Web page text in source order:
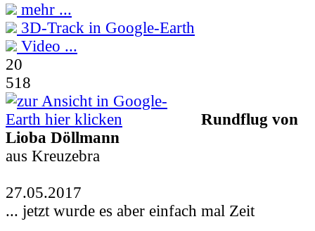
mehr ...
3D-Track in Google-Earth
Video ...
20
518
Rundflug von
Lioba Döllmann
aus Kreuzebra
27.05.2017
... jetzt wurde es aber einfach mal Zeit